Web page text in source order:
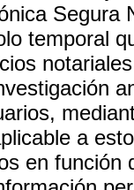
Segura
temporal
a
en función